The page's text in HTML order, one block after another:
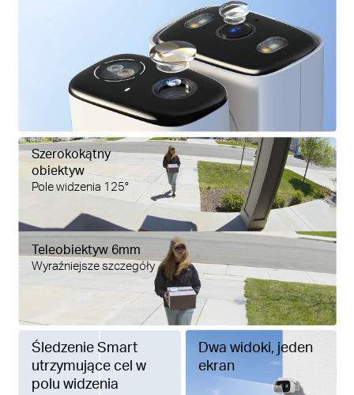
Szerokokątny
obiektyw
Pole widzenia 125°
Teleobiektyw 6mm
Wyraźniejsze szczegóły
Śledzenie Smart
utrzymujące cel w
polu widzenia
Dwa widoki, jeden
ekran